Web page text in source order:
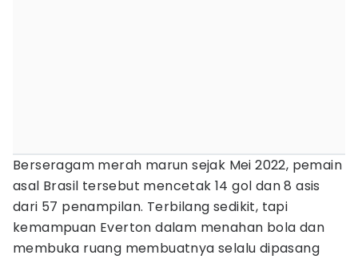
Berseragam merah marun sejak Mei 2022, pemain
asal Brasil tersebut mencetak 14 gol dan 8 asis
dari 57 penampilan. Terbilang sedikit, tapi
kemampuan Everton dalam menahan bola dan
membuka ruang membuatnya selalu dipasang